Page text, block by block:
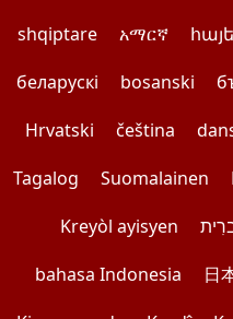
shqiptare
አማርኛ
беларускі
bosanski
Hrvatski
čeština
Tagalog
Suomalainen
Kreyòl ayisyen
bahasa Indonesia
日